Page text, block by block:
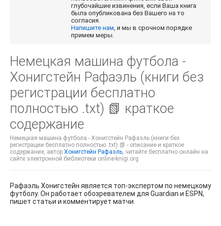
глубочайшие извинения, если Ваша книга
была опубликована без Вашего на то
согласия.
Напишите нам, и мы в срочном порядке
примем меры.
Немецкая машина футбола -
Хонигстейн Рафаэль (книги без
регистрации бесплатно
полностью .txt) 📗 краткое
содержание
Немецкая машина футбола - Хонигстейн Рафаэль (книги без
регистрации бесплатно полностью .txt) 📗 - описание и краткое
содержание, автор Хонигстейн Рафаэль, читайте бесплатно онлайн на
сайте электронной библиотеки online-knigi.org
Рафаэль Хонигстейн является топ-экспертом по немецкому
футболу. Он работает обозревателем для Guardian и ESPN,
пишет статьи и комментирует матчи.